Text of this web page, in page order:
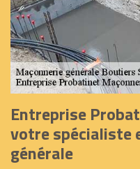
Entreprise
votre spécialiste
générale